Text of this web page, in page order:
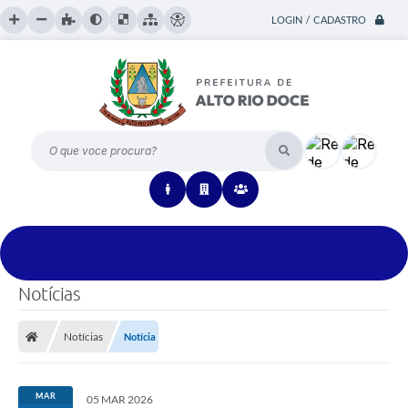
LOGIN / CADASTRO
O que voce procura?
Notícias
Notícias Notícia
MAR 05 MAR 2026